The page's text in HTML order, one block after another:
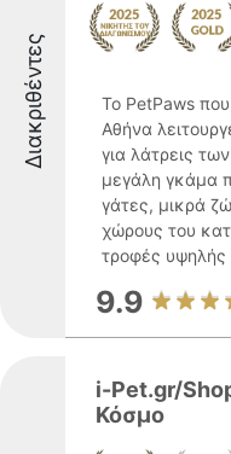
Διακριθέντες
Το PetPaws που
Αθήνα
για λάτρεις
μεγάλη γκάμα
γάτες, μικρά
χώρους του
τροφές υψηλής
9.9
i-Pet.gr/
Κόσμο